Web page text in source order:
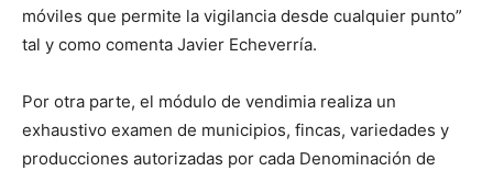
móviles que permite la vigilancia desde cualquier punto”
tal y como comenta Javier Echeverría.
Por otra parte, el módulo de vendimia realiza un
exhaustivo examen de municipios, fincas, variedades y
producciones autorizadas por cada Denominación de